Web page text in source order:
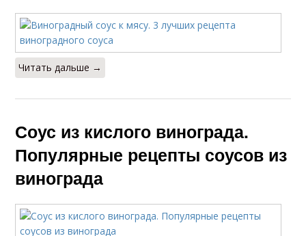
Читать дальше →
Соус из кислого винограда.
Популярные рецепты соусов из
винограда